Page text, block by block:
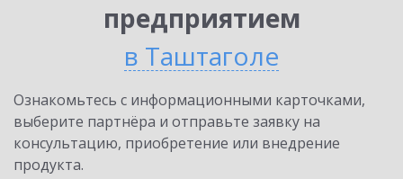
предприятием
в Таштаголе
Ознакомьтесь с информационными карточками,
выберите партнёра и отправьте заявку на
консультацию, приобретение или внедрение
продукта.